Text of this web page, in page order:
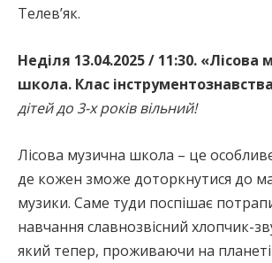
Телев’як.
Неділя 13.04.2025 / 11:30. «Лісова
школа. Клас
дітей до 3-х років вільний!
Лісова музична школа – це
де кожен зможе доторкнутися до
музики. Саме туди поспішає
навчання славнозвісний хлопчик-
який тепер, проживаючи на